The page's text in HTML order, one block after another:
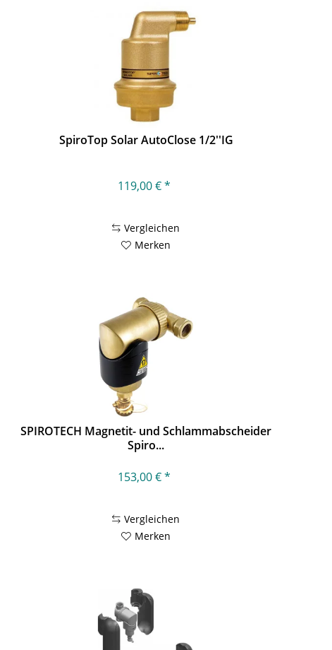
SpiroTop Solar AutoClose 1/2''IG
119,00 € *
Vergleichen
Merken
SPIROTECH Magnetit- und Schlammabscheider
Spiro...
153,00 € *
Vergleichen
Merken